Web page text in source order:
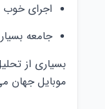
اجرای خوب
جامعه
موبایل جهان